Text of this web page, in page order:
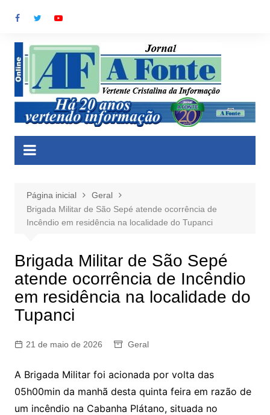
para
conteúdo
Página inicial
Geral
Brigada Militar de São Sepé atende ocorrência de
Incêndio em residência na localidade do Tupanci
Brigada Militar de São Sepé
atende ocorrência de Incêndio
em residência na localidade do
Tupanci
21 de maio de 2026 Geral
A Brigada Militar foi acionada por volta das
05h00min da manhã desta quinta feira em razão de
um incêndio na Cabanha Plátano, situada no